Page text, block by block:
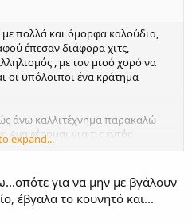
πολλά και όμορφα καλούδια,
έπεσαν διάφορα χιτς,
, με τον μισό χορό να
οι υπόλοιποι ένα κράτημα
άνω καλλιτέχνημα παρακαλώ
Αναφέρομαι για τις εντός
και όχι σε κάποια συναυλία -
expand...
για να μην με βγάλουν
έβγαλα το κουνητό και...